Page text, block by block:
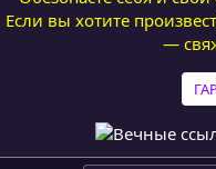
Если вы хотите
—